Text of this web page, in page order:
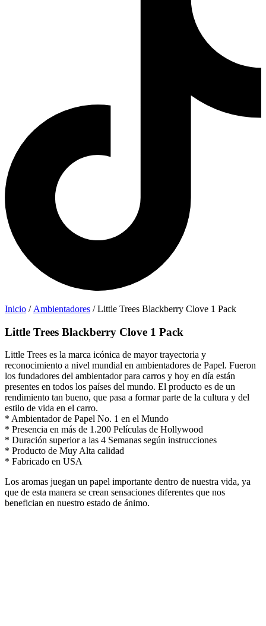
Inicio / Ambientadores / Little Trees Blackberry Clove 1 Pack
Little Trees Blackberry Clove 1 Pack
Little Trees es la marca icónica de mayor trayectoria y
reconocimiento a nivel mundial en ambientadores de Papel. Fueron
los fundadores del ambientador para carros y hoy en día están
presentes en todos los países del mundo. El producto es de un
rendimiento tan bueno, que pasa a formar parte de la cultura y del
estilo de vida en el carro.
* Ambientador de Papel No. 1 en el Mundo
* Presencia en más de 1.200 Películas de Hollywood
* Duración superior a las 4 Semanas según instrucciones
* Producto de Muy Alta calidad
* Fabricado en USA
Los aromas juegan un papel importante dentro de nuestra vida, ya
que de esta manera se crean sensaciones diferentes que nos
benefician en nuestro estado de ánimo.